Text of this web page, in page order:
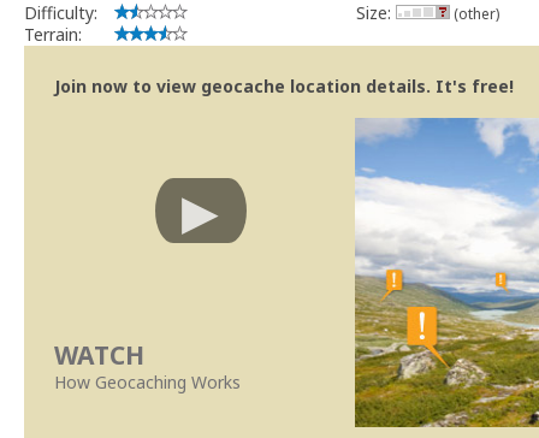
Difficulty:
Terrain:
Size: (other)
Join now to view geocache location details. It's free!
WATCH
How Geocaching Works